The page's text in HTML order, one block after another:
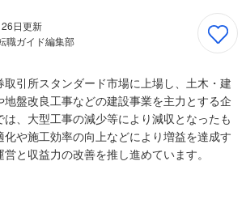
日更新
職ガイド編集部
引所スタンダード市場に上場し、土木・建
盤改良工事などの建設事業を主力とする企
、大型工事の減少等により減収となったも
や施工効率の向上などにより増益を達成す
と収益力の改善を推し進めています。